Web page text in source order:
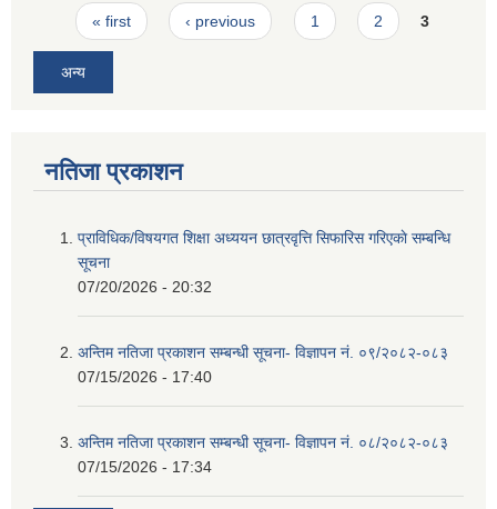
Pages
« first ‹ previous 1 2 3
अन्य
नतिजा प्रकाशन
प्राविधिक/विषयगत शिक्षा अध्ययन छात्रवृत्ति सिफारिस गरिएकाे सम्बन्धि
सूचना
07/20/2026 - 20:32
अन्तिम नतिजा प्रकाशन सम्बन्धी सूचना- विज्ञापन नं. ०९/२०८२-०८३
07/15/2026 - 17:40
अन्तिम नतिजा प्रकाशन सम्बन्धी सूचना- विज्ञापन नं. ०८/२०८२-०८३
07/15/2026 - 17:34